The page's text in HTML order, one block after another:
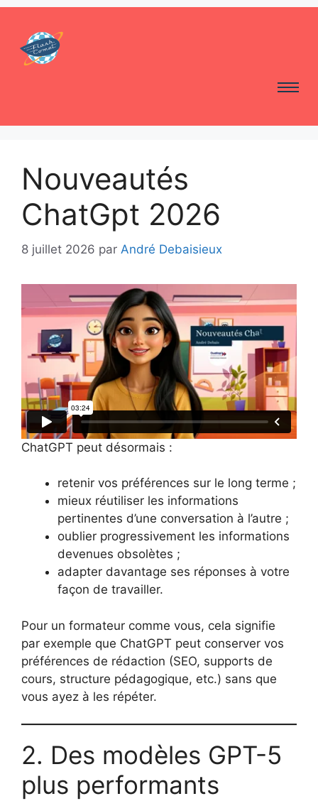
Nouveautés
ChatGpt 2026
8 juillet 2026 par André Debaisieux
ChatGPT peut désormais :
retenir vos préférences sur le long terme ;
mieux réutiliser les informations
pertinentes d’une conversation à l’autre ;
oublier progressivement les informations
devenues obsolètes ;
adapter davantage ses réponses à votre
façon de travailler.
Pour un formateur comme vous, cela signifie
par exemple que ChatGPT peut conserver vos
préférences de rédaction (SEO, supports de
cours, structure pédagogique, etc.) sans que
vous ayez à les répéter.
2. Des modèles GPT-5
plus performants